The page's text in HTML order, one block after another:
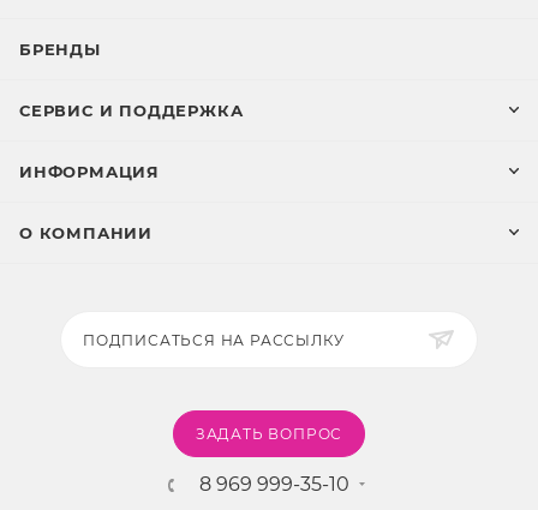
БРЕНДЫ
СЕРВИС И ПОДДЕРЖКА
ИНФОРМАЦИЯ
О КОМПАНИИ
ПОДПИСАТЬСЯ НА РАССЫЛКУ
ЗАДАТЬ ВОПРОС
8 969 999-35-10